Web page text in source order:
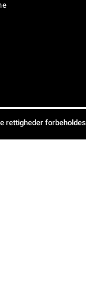
rettigheder